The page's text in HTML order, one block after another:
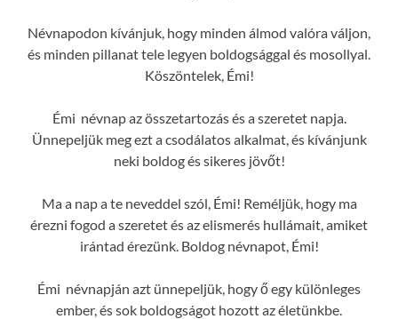
Névnapodon kívánjuk, hogy minden álmod valóra váljon,
és minden pillanat tele legyen boldogsággal és mosollyal.
Köszöntelek, Émi!
Émi névnap az összetartozás és a szeretet napja.
Ünnepeljük meg ezt a csodálatos alkalmat, és kívánjunk
neki boldog és sikeres jövőt!
Ma a nap a te neveddel szól, Émi! Reméljük, hogy ma
érezni fogod a szeretet és az elismerés hullámait, amiket
irántad érezünk. Boldog névnapot, Émi!
Émi névnapján azt ünnepeljük, hogy ő egy különleges
ember, és sok boldogságot hozott az életünkbe.